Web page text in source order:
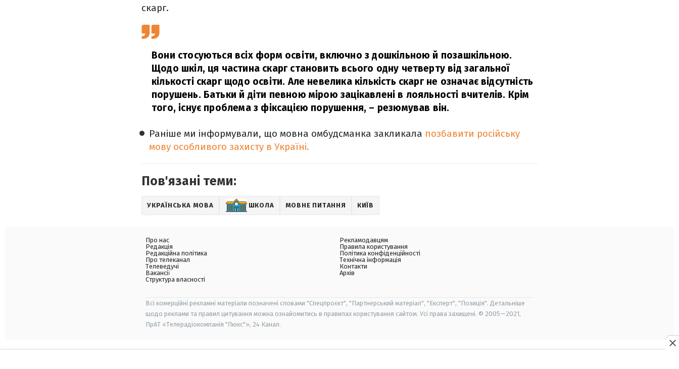
скарг.
Вони стосуються всіх форм освіти, включно з дошкільною й позашкільною.
Щодо шкіл, ця частина скарг становить всього одну четверту від загальної
кількості скарг щодо освіти. Але невелика кількість скарг не означає відсутність
порушень. Батьки й діти певною мірою зацікавлені в лояльності вчителів. Крім
того, існує проблема з фіксацією порушення, – резюмував він.
Раніше ми інформували, що мовна омбудсманка закликала позбавити російську
мову особливого захисту в Україні.
Пов'язані теми:
УКРАЇНСЬКА МОВА ШКОЛА МОВНЕ ПИТАННЯ КИЇВ
Про нас
Редакція
Редакційна політика
Про телеканал
Телеведучі
Вакансії
Структура власності
Рекламодавцям
Правила користування
Політика конфіденційності
Технічна інформація
Контакти
Архів
Всі комерційні рекламні матеріали позначені словами "Спецпроєкт", "Партнерський матеріал", "Експерт", "Позиція". Детальніше
щодо реклами та правил цитування можна ознайомитись в правилах користування сайтом. Усі права захищені. © 2005—2021,
ПрАТ «Телерадіокомпанія "Люкс"», 24 Канал.